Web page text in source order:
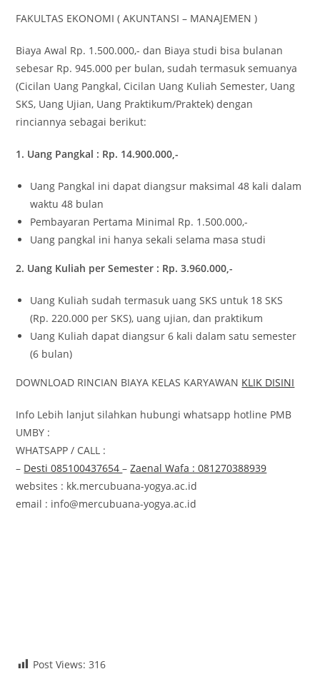
FAKULTAS EKONOMI ( AKUNTANSI – MANAJEMEN )
Biaya Awal Rp. 1.500.000,- dan Biaya studi bisa bulanan
sebesar Rp. 945.000 per bulan, sudah termasuk semuanya
(Cicilan Uang Pangkal, Cicilan Uang Kuliah Semester, Uang
SKS, Uang Ujian, Uang Praktikum/Praktek) dengan
rinciannya sebagai berikut:
1. Uang Pangkal : Rp. 14.900.000,-
Uang Pangkal ini dapat diangsur maksimal 48 kali dalam
waktu 48 bulan
Pembayaran Pertama Minimal Rp. 1.500.000,-
Uang pangkal ini hanya sekali selama masa studi
2. Uang Kuliah per Semester : Rp. 3.960.000,-
Uang Kuliah sudah termasuk uang SKS untuk 18 SKS
(Rp. 220.000 per SKS), uang ujian, dan praktikum
Uang Kuliah dapat diangsur 6 kali dalam satu semester
(6 bulan)
DOWNLOAD RINCIAN BIAYA KELAS KARYAWAN KLIK DISINI
Info Lebih lanjut silahkan hubungi whatsapp hotline PMB
UMBY :
WHATSAPP / CALL :
– Desti 085100437654–Zaenal Wafa : 081270388939
websites : kk.mercubuana-yogya.ac.id
email : info@mercubuana-yogya.ac.id
Post Views: 316